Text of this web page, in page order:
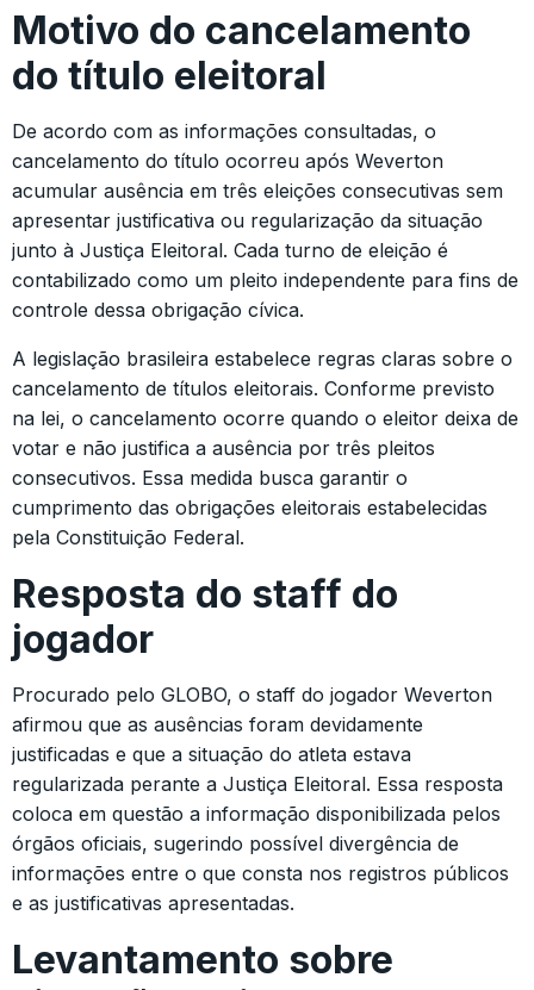
Motivo do cancelamento
do título eleitoral
De acordo com as informações consultadas, o
cancelamento do título ocorreu após Weverton
acumular ausência em três eleições consecutivas sem
apresentar justificativa ou regularização da situação
junto à Justiça Eleitoral. Cada turno de eleição é
contabilizado como um pleito independente para fins de
controle dessa obrigação cívica.
A legislação brasileira estabelece regras claras sobre o
cancelamento de títulos eleitorais. Conforme previsto
na lei, o cancelamento ocorre quando o eleitor deixa de
votar e não justifica a ausência por três pleitos
consecutivos. Essa medida busca garantir o
cumprimento das obrigações eleitorais estabelecidas
pela Constituição Federal.
Resposta do staff do
jogador
Procurado pelo GLOBO, o staff do jogador Weverton
afirmou que as ausências foram devidamente
justificadas e que a situação do atleta estava
regularizada perante a Justiça Eleitoral. Essa resposta
coloca em questão a informação disponibilizada pelos
órgãos oficiais, sugerindo possível divergência de
informações entre o que consta nos registros públicos
e as justificativas apresentadas.
Levantamento sobre